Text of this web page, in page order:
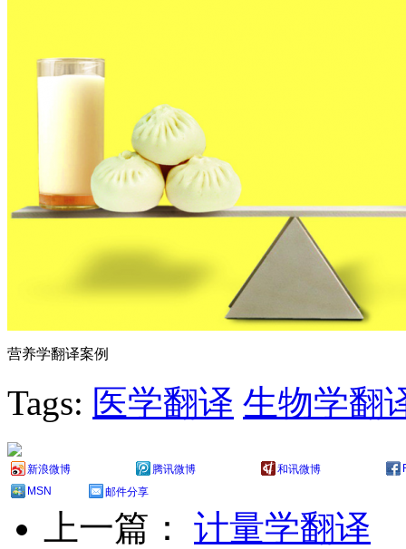
营养学翻译案例
Tags: 医学翻译 生物学翻
新浪微博 腾讯微博 和讯微博
MSN
邮件分享
上一篇： 计量学翻译